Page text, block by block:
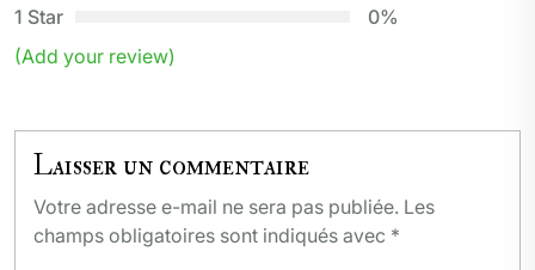
1 Star
0%
(Add your review)
Laisser un commentaire
Votre adresse e-mail ne sera pas publiée. Les
champs obligatoires sont indiqués avec *